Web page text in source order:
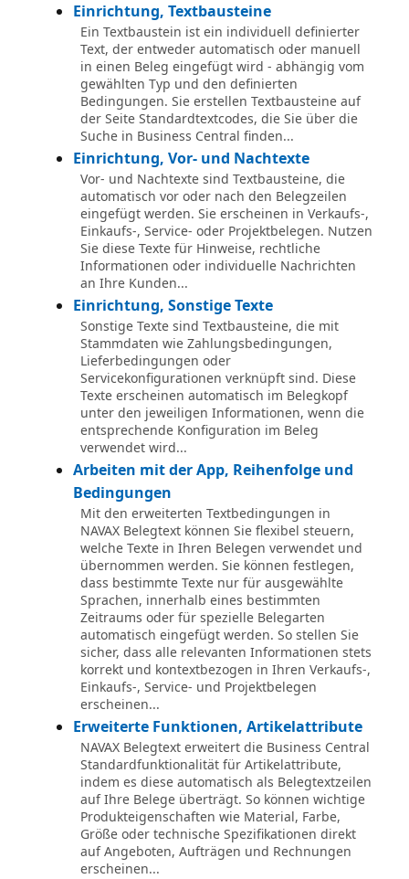
Einrichtung, Textbausteine
Ein Textbaustein ist ein individuell definierter
Text, der entweder automatisch oder manuell
in einen Beleg eingefügt wird - abhängig vom
gewählten Typ und den definierten
Bedingungen. Sie erstellen Textbausteine auf
der Seite Standardtextcodes, die Sie über die
Suche in Business Central finden...
Einrichtung, Vor- und Nachtexte
Vor- und Nachtexte sind Textbausteine, die
automatisch vor oder nach den Belegzeilen
eingefügt werden. Sie erscheinen in Verkaufs-,
Einkaufs-, Service- oder Projektbelegen. Nutzen
Sie diese Texte für Hinweise, rechtliche
Informationen oder individuelle Nachrichten
an Ihre Kunden...
Einrichtung, Sonstige Texte
Sonstige Texte sind Textbausteine, die mit
Stammdaten wie Zahlungsbedingungen,
Lieferbedingungen oder
Servicekonfigurationen verknüpft sind. Diese
Texte erscheinen automatisch im Belegkopf
unter den jeweiligen Informationen, wenn die
entsprechende Konfiguration im Beleg
verwendet wird...
Arbeiten mit der App, Reihenfolge und
Bedingungen
Mit den erweiterten Textbedingungen in
NAVAX Belegtext können Sie flexibel steuern,
welche Texte in Ihren Belegen verwendet und
übernommen werden. Sie können festlegen,
dass bestimmte Texte nur für ausgewählte
Sprachen, innerhalb eines bestimmten
Zeitraums oder für spezielle Belegarten
automatisch eingefügt werden. So stellen Sie
sicher, dass alle relevanten Informationen stets
korrekt und kontextbezogen in Ihren Verkaufs-,
Einkaufs-, Service- und Projektbelegen
erscheinen...
Erweiterte Funktionen, Artikelattribute
NAVAX Belegtext erweitert die Business Central
Standardfunktionalität für Artikelattribute,
indem es diese automatisch als Belegtextzeilen
auf Ihre Belege überträgt. So können wichtige
Produkteigenschaften wie Material, Farbe,
Größe oder technische Spezifikationen direkt
auf Angeboten, Aufträgen und Rechnungen
erscheinen...